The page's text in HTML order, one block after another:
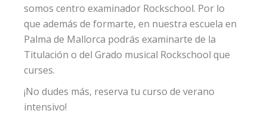
somos centro examinador Rockschool. Por lo
que además de formarte, en nuestra escuela en
Palma de Mallorca podrás examinarte de la
Titulación o del Grado musical Rockschool que
curses.
¡No dudes más, reserva tu curso de verano
intensivo!